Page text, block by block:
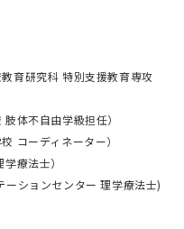
育研究科 特別支援教育専攻
体不自由学級担任）
コーディネーター）
療法士）
ションセンター 理学療法士)